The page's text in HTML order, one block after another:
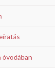
óvodában